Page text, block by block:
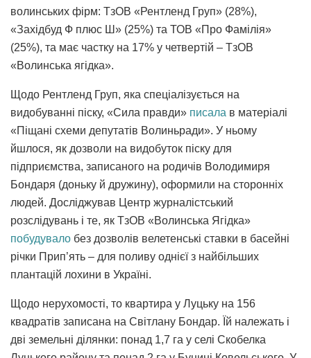
волинських фірм: ТзОВ «Рентленд Груп» (28%),
«Західбуд Ф плюс Ш» (25%) та ТОВ «Про Фамілія»
(25%), та має частку на 17% у четвертій – ТзОВ
«Волинська ягідка».
Щодо Рентленд Груп, яка спеціалізується на
видобуванні піску, «Сила правди» писала в матеріалі
«Піщані схеми депутатів Волиньради». У ньому
йшлося, як дозволи на видобуток піску для
підприємства, записаного на родичів Володимиря
Бондаря (доньку й дружину), оформили на сторонніх
людей. Досліджував Центр журналістський
розслідувань і те, як ТзОВ «Волинська Ягідка»
побудувало без дозволів велетенські ставки в басейні
річки Прип’ять – для поливу однієї з найбільших
плантацій лохини в Україні.
Щодо нерухомості, то квартира у Луцьку на 156
квадратів записана на Світлану Бондар. Їй належать і
дві земельні ділянки: понад 1,7 га у селі Скобелка